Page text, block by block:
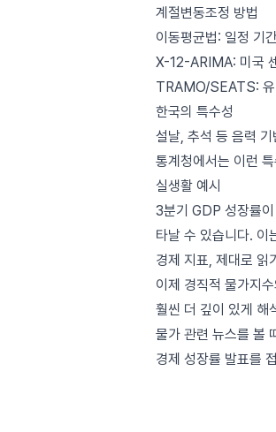
계절변동조정 방법
이동평균법: 일정 기
X-12-ARIMA: 미국
TRAMO/SEATS: 유
한국의 특수성
설날, 추석 등 음력
통계청에서는 이런
실생활 예시
3분기 GDP 성장률
타날 수 있습니다. 이
경제 지표, 제대로 읽기
이제 경직적 물가지
훨씬 더 깊이 있게 해
물가 관련 뉴스를 볼
경제 성장률 발표를